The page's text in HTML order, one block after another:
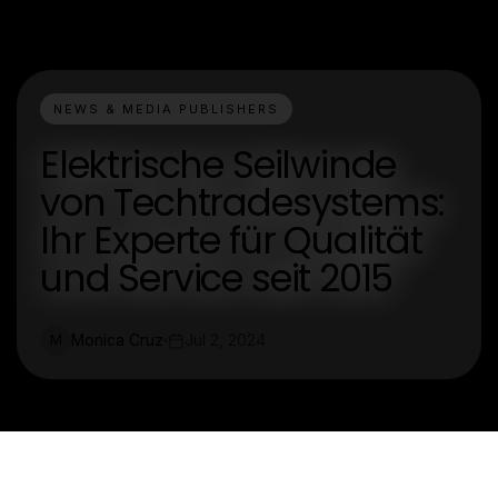
NEWS & MEDIA PUBLISHERS
Elektrische Seilwinde
von Techtradesystems:
Ihr Experte für Qualität
und Service seit 2015